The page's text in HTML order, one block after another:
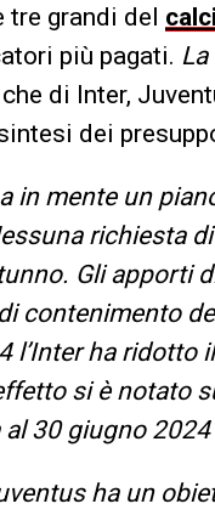
tre grandi del
più pagati.
di Inter,
dei
in mente un
richiesta
Gli apporti
contenimento
l’Inter ha
si è notato
30 giugno
ha un